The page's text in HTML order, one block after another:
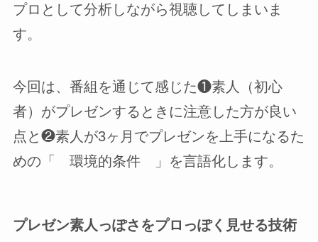
プロとして分析しながら視聴してしまいま
す。
今回は、番組を通じて感じた❶素人（初心
者）がプレゼンするときに注意した方が良い
点と❷素人が3ヶ月でプレゼンを上手になるた
めの「 環境的条件 」を言語化します。
プレゼン素人っぽさをプロっぽく見せる技術